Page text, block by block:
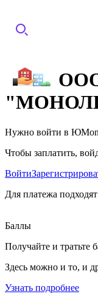
Нужно войти в
Чтобы заплатить,
Войти
Для платежа
Баллы
Получайте и тратьте
Здесь можно и то, и
Узнать подробнее